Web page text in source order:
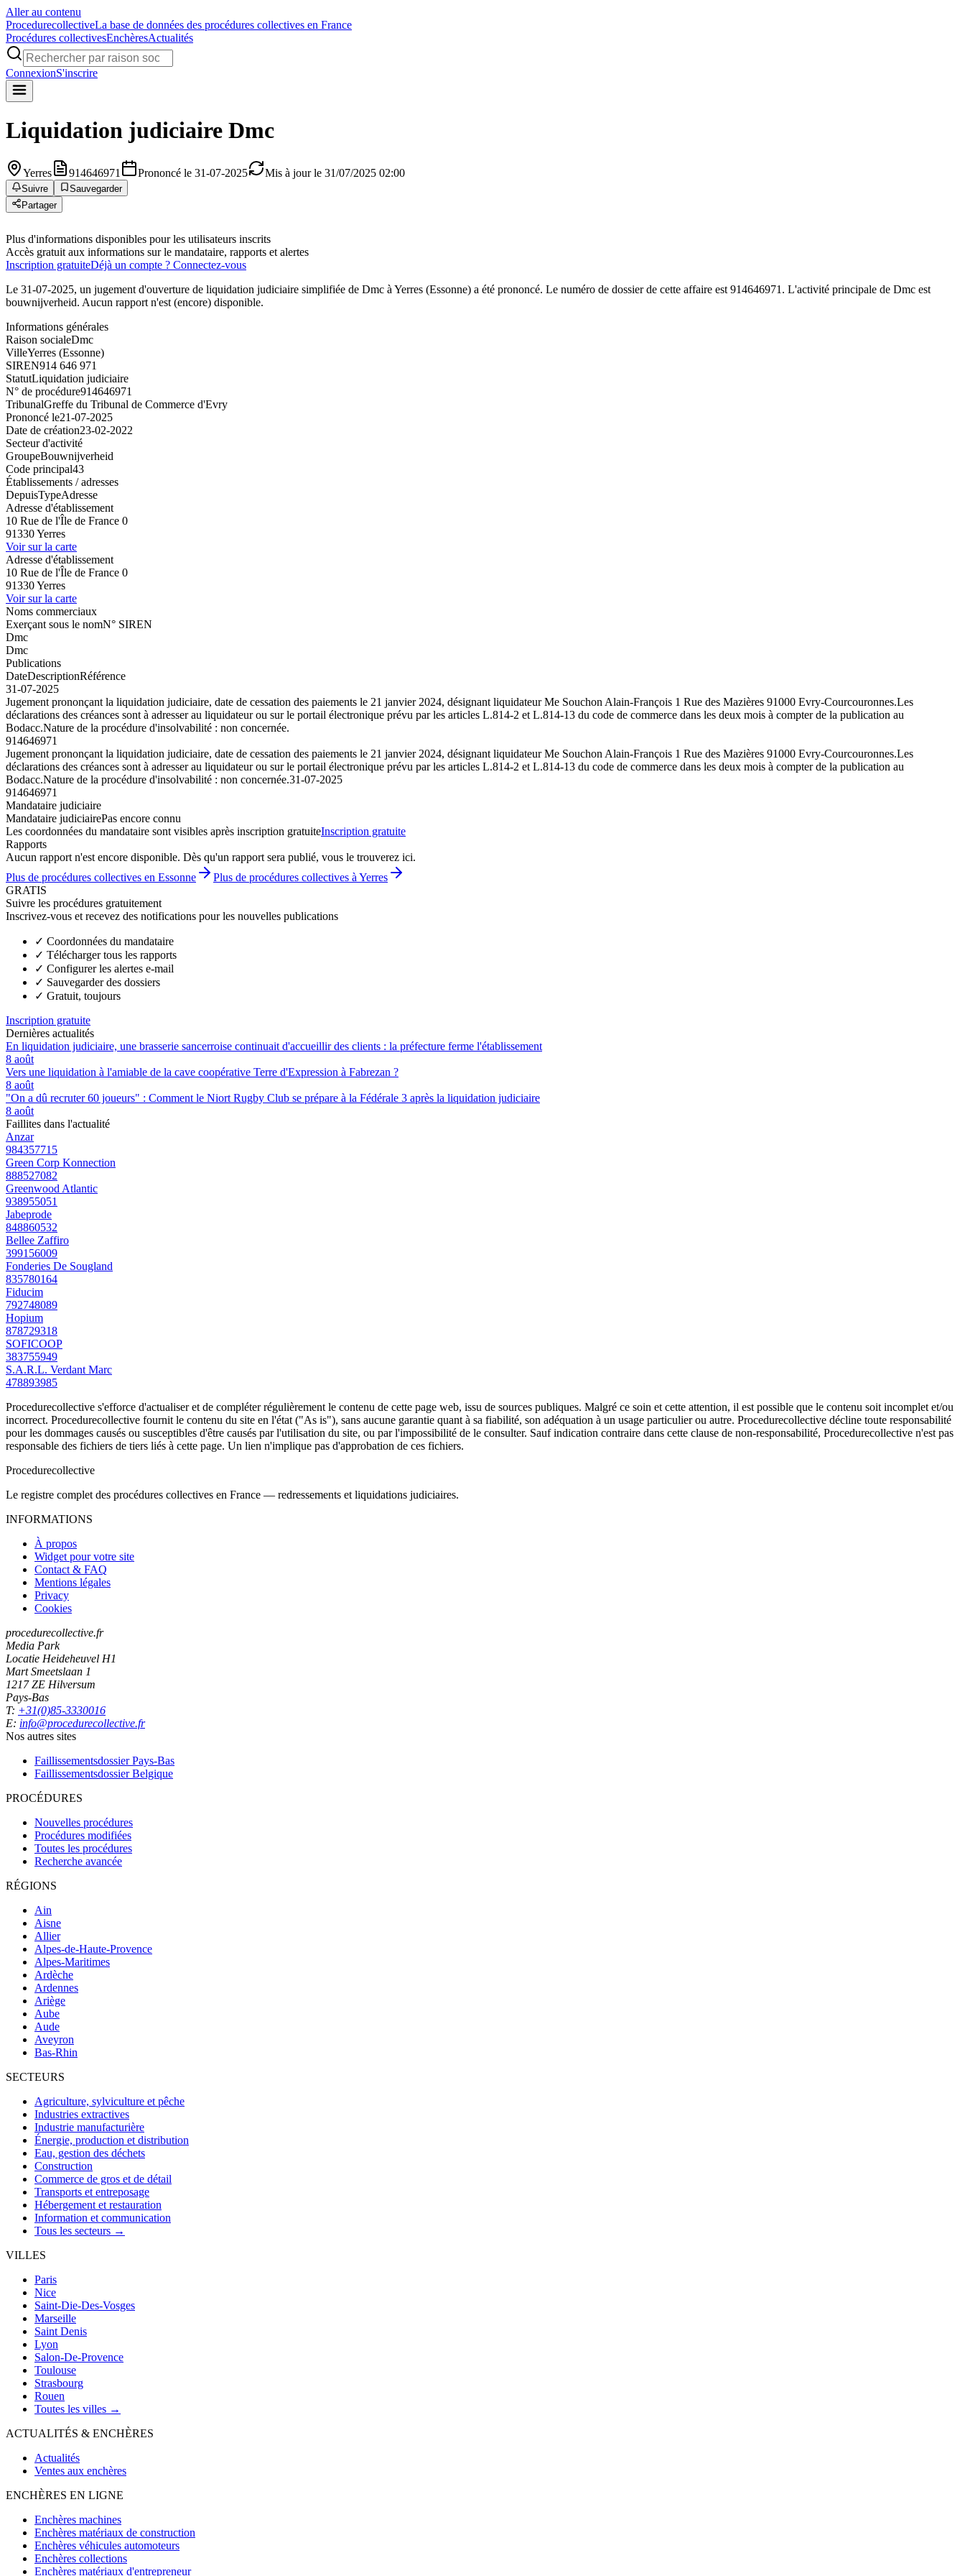
Aller au contenu
ProcedurecollectiveLa base de données des procédures collectives en France
Procédures collectivesEnchèresActualités
ConnexionS'inscrire
Liquidation judiciaire Dmc
Yerres 914646971 Prononcé le 31-07-2025 Mis à jour le 31/07/2025 02:00
Suivre
Sauvegarder
Partager
Plus d'informations disponibles pour les utilisateurs inscrits
Accès gratuit aux informations sur le mandataire, rapports et alertes
Inscription gratuiteDéjà un compte ? Connectez-vous
Le 31-07-2025, un jugement d'ouverture de liquidation judiciaire simplifiée de Dmc à Yerres (Essonne) a été prononcé. Le numéro de dossier de cette affaire est 914646971. L'activité principale de Dmc est
bouwnijverheid. Aucun rapport n'est (encore) disponible.
Informations générales
Raison socialeDmc
VilleYerres (Essonne)
SIREN914 646 971
StatutLiquidation judiciaire
N° de procédure914646971
TribunalGreffe du Tribunal de Commerce d'Evry
Prononcé le21-07-2025
Date de création23-02-2022
Secteur d'activité
GroupeBouwnijverheid
Code principal43
Établissements / adresses
DepuisTypeAdresse
Adresse d'établissement
10 Rue de l'Île de France 0
91330 Yerres
Voir sur la carte
Adresse d'établissement
10 Rue de l'Île de France 0
91330 Yerres
Voir sur la carte
Noms commerciaux
Exerçant sous le nomN° SIREN
Dmc
Dmc
Publications
DateDescriptionRéférence
31-07-2025
Jugement prononçant la liquidation judiciaire, date de cessation des paiements le 21 janvier 2024, désignant liquidateur Me Souchon Alain-François 1 Rue des Mazières 91000 Evry-Courcouronnes.Les
déclarations des créances sont à adresser au liquidateur ou sur le portail électronique prévu par les articles L.814-2 et L.814-13 du code de commerce dans les deux mois à compter de la publication au
Bodacc.Nature de la procédure d'insolvabilité : non concernée.
914646971
Jugement prononçant la liquidation judiciaire, date de cessation des paiements le 21 janvier 2024, désignant liquidateur Me Souchon Alain-François 1 Rue des Mazières 91000 Evry-Courcouronnes.Les
déclarations des créances sont à adresser au liquidateur ou sur le portail électronique prévu par les articles L.814-2 et L.814-13 du code de commerce dans les deux mois à compter de la publication au
Bodacc.Nature de la procédure d'insolvabilité : non concernée.31-07-2025
914646971
Mandataire judiciaire
Mandataire judiciairePas encore connu
Les coordonnées du mandataire sont visibles après inscription gratuiteInscription gratuite
Rapports
Aucun rapport n'est encore disponible. Dès qu'un rapport sera publié, vous le trouverez ici.
Plus de procédures collectives en Essonne
Plus de procédures collectives à Yerres
GRATIS
Suivre les procédures gratuitement
Inscrivez-vous et recevez des notifications pour les nouvelles publications
✓ Coordonnées du mandataire
✓ Télécharger tous les rapports
✓ Configurer les alertes e-mail
✓ Sauvegarder des dossiers
✓ Gratuit, toujours
Inscription gratuite
Dernières actualités
En liquidation judiciaire, une brasserie sancerroise continuait d'accueillir des clients : la préfecture ferme l'établissement
8 août
Vers une liquidation à l'amiable de la cave coopérative Terre d'Expression à Fabrezan ?
8 août
"On a dû recruter 60 joueurs" : Comment le Niort Rugby Club se prépare à la Fédérale 3 après la liquidation judiciaire
8 août
Faillites dans l'actualité
Anzar
984357715
Green Corp Konnection
888527082
Greenwood Atlantic
938955051
Jabeprode
848860532
Bellee Zaffiro
399156009
Fonderies De Sougland
835780164
Fiducim
792748089
Hopium
878729318
SOFICOOP
383755949
S.A.R.L. Verdant Marc
478893985
Procedurecollective s'efforce d'actualiser et de compléter régulièrement le contenu de cette page web, issu de sources publiques. Malgré ce soin et cette attention, il est possible que le contenu soit incomplet et/ou
incorrect. Procedurecollective fournit le contenu du site en l'état ("As is"), sans aucune garantie quant à sa fiabilité, son adéquation à un usage particulier ou autre. Procedurecollective décline toute responsabilité
pour les dommages causés ou susceptibles d'être causés par l'utilisation du site, ou par l'impossibilité de le consulter. Sauf indication contraire dans cette clause de non-responsabilité, Procedurecollective n'est pas
responsable des fichiers de tiers liés à cette page. Un lien n'implique pas d'approbation de ces fichiers.
Procedurecollective
Le registre complet des procédures collectives en France — redressements et liquidations judiciaires.
INFORMATIONS
À propos
Widget pour votre site
Contact & FAQ
Mentions légales
Privacy
Cookies
procedurecollective.fr
Media Park
Locatie Heideheuvel H1
Mart Smeetslaan 1
1217 ZE Hilversum
Pays-Bas
T: +31(0)85-3330016
E: info@procedurecollective.fr
Nos autres sites
Faillissementsdossier Pays-Bas
Faillissementsdossier Belgique
PROCÉDURES
Nouvelles procédures
Procédures modifiées
Toutes les procédures
Recherche avancée
RÉGIONS
Ain
Aisne
Allier
Alpes-de-Haute-Provence
Alpes-Maritimes
Ardèche
Ardennes
Ariège
Aube
Aude
Aveyron
Bas-Rhin
SECTEURS
Agriculture, sylviculture et pêche
Industries extractives
Industrie manufacturière
Énergie, production et distribution
Eau, gestion des déchets
Construction
Commerce de gros et de détail
Transports et entreposage
Hébergement et restauration
Information et communication
Tous les secteurs →
VILLES
Paris
Nice
Saint-Die-Des-Vosges
Marseille
Saint Denis
Lyon
Salon-De-Provence
Toulouse
Strasbourg
Rouen
Toutes les villes →
ACTUALITÉS & ENCHÈRES
Actualités
Ventes aux enchères
ENCHÈRES EN LIGNE
Enchères machines
Enchères matériaux de construction
Enchères véhicules automoteurs
Enchères collections
Enchères matériaux d'entrepreneur